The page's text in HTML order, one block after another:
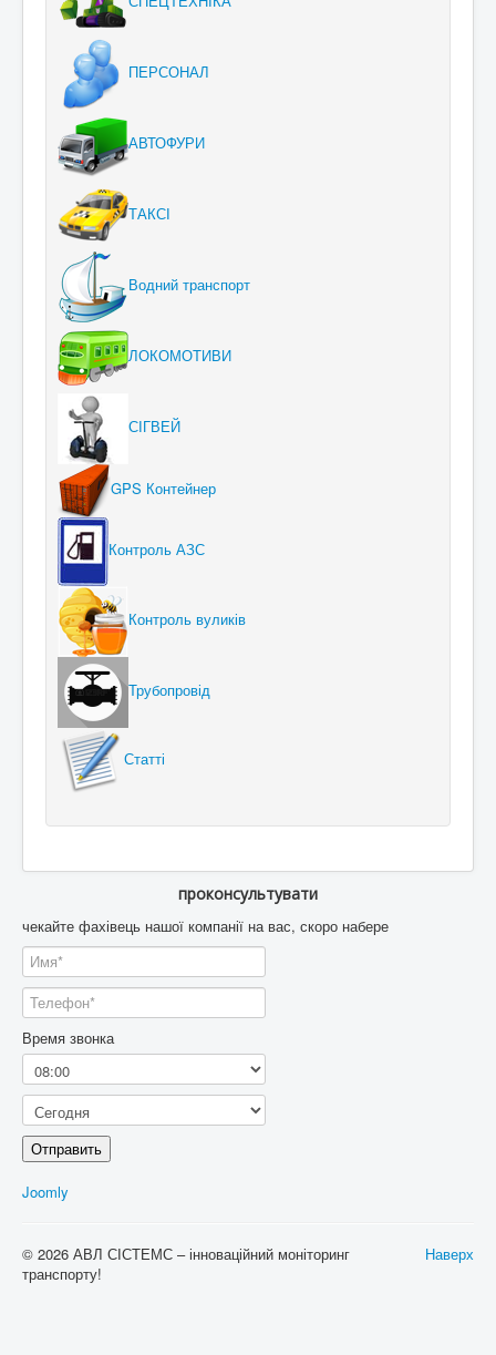
ПЕРСОНАЛ
АВТОФУРИ
ТАКСІ
Водний транспорт
ЛОКОМОТИВИ
СІГВЕЙ
GPS Контейнер
Контроль АЗС
Контроль вуликів
Трубопровід
Статті
проконсультувати
чекайте фахівець нашої компанії на вас, скоро набере
Время звонка
Отправить
Joomly
Наверх
© 2026 АВЛ СІСТЕМС – інноваційний моніторинг
транспорту!